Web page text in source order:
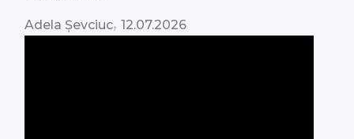
Adela Șevciuc,12.07.2026